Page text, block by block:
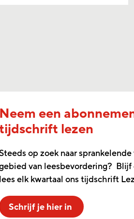
Neem een
lezen
op zoek naar
van leesbevordering? Blijf
lees elk kwartaal ons tijdschrift
Schrijf je hier in